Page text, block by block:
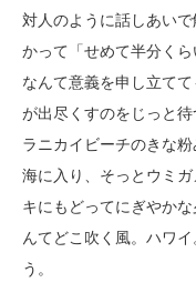
対人のように話しあい
かって「せめて半分くら
なんて意義を申し立て
が出尽くすのをじっと待
ラニカイビーチのきな
海に入り、そっとウミ
キにもどってにぎやか
んてどこ吹く風。ハワ
う。